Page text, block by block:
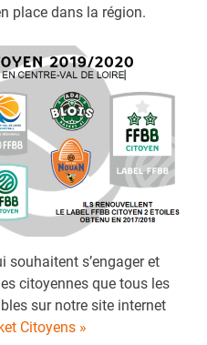
place dans la région.
souhaitent s’engager et
citoyennes que tous les
sur notre site internet
Citoyens »